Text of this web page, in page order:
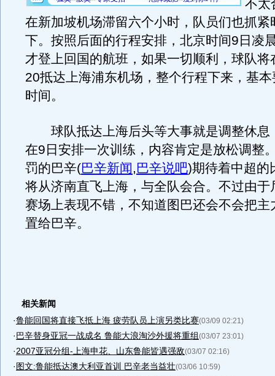
不太
在新加坡机场滞留六个小时，队员们也抓紧
下。按照后面的行程安排，北京时间9日凌
才登上回国的航班，如果一切顺利，球队将
20抵达上海浦东机场，整个行程下来，基
时间。
球队抵达上海后头等大事就是调整休息
在9日安排一次训练，内容肯定是放松调整
罚的巴辛(巴辛新闻,巴辛说吧)期待着中超的
将从济南直飞上海，与全队会合。不过由于
赛场上表现不错，不知道图巴还会不会把主
置给巴辛。
相关新闻
·鲁能回国将直接飞抵上海 疲劳队员上演另类比赛(03/09 02:21)
·巴辛替身亚冠一战成名 鲁能大浪淘沙外援将重组(03/07 23:01)
·2007亚冠分组-上海申花、山东鲁能皆遇强敌(03/07 02:16)
·图文:鲁能抵达澳大利亚首训 巴辛老当益壮(03/06 10:59)